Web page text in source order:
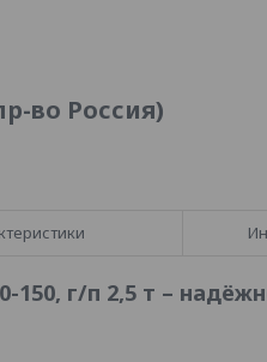
во Россия)
150, г/п 2,5 т –